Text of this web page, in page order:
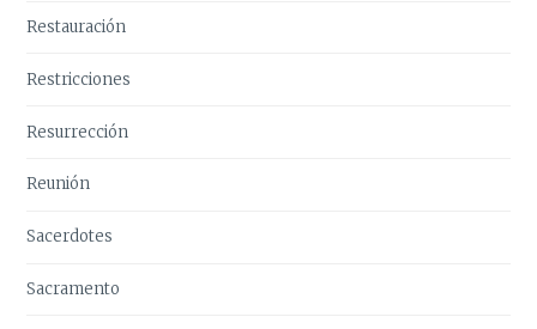
Restauración
Restricciones
Resurrección
Reunión
Sacerdotes
Sacramento